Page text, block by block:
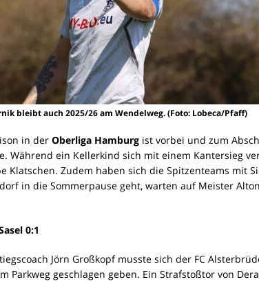
bleibt auch 2025/26 am Wendelweg. (Foto: Lobeca/Pfaff)
in der Oberliga Hamburg ist vorbei und zum
Während ein Kellerkind sich mit einem Kantersieg
Klatschen. Zudem haben sich die Spitzenteams mit
in die Sommerpause geht, warten auf Meister
0:1
Jörn Großkopf musste sich der FC
Parkweg geschlagen geben. Ein Strafstoßtor von